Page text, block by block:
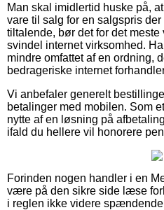
Man skal imidlertid huske på,
vare til salg for en salgspris
tiltalende, bør det for det
svindel internet virksomhed.
mindre omfattet af en ordning,
bedrageriske internet
Vi anbefaler generelt
betalinger med mobilen. Som
nytte af en løsning på
ifald du hellere vil honorere
Forinden nogen handler i en
være på den sikre side læse
i reglen ikke videre